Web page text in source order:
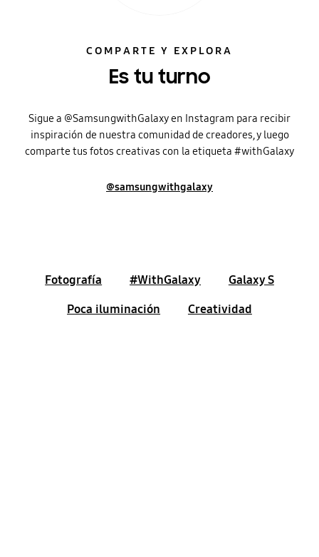
COMPARTE Y EXPLORA
Es tu turno
Sigue a @SamsungwithGalaxy en Instagram para recibir
inspiración de nuestra comunidad de creadores, y luego
comparte tus fotos creativas con la etiqueta #withGalaxy
@samsungwithgalaxy
Fotografía #WithGalaxy
Galaxy S
Poca iluminación
Creatividad